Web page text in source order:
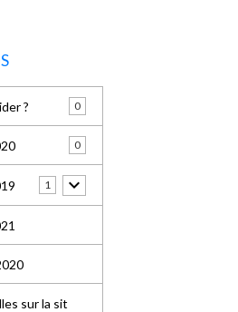
? 0
0
1
sur la sit